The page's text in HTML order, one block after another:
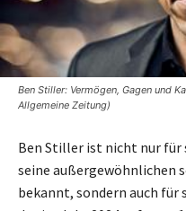
Ben Stiller: Vermögen, Gagen und
Allgemeine Zeitung)
Ben Stiller ist nicht nur für
seine außergewöhnlichen
bekannt, sondern auch für